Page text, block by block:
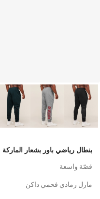
بنطال رياضي باور بشعار الماركة
قصّة واسعة
مارل رمادي فحمي داكن